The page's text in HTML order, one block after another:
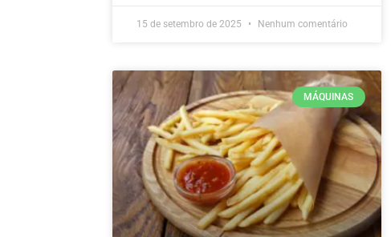
15 de setembro de 2025 Nenhum comentário
MÁQUINAS